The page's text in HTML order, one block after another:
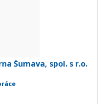
Šumava, spol. s r.o.